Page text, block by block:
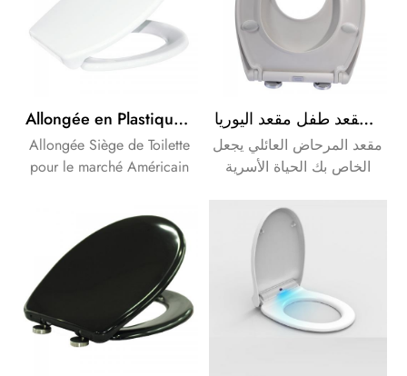
Allongée en Plastique de Couverture de Siège de Toilette à fermeture douce de la charnière et de la fonction rapide
Allongée Siège de Toilette
pour le marché Américain
Marque que votre besoins
des clients.
سهل الإفراج لينة قريبة الحمام الأسرة مقعد مقعد طفل مقعد اليوريا
مقعد المرحاض العائلي يجعل
الخاص بك الحياة الأسرية